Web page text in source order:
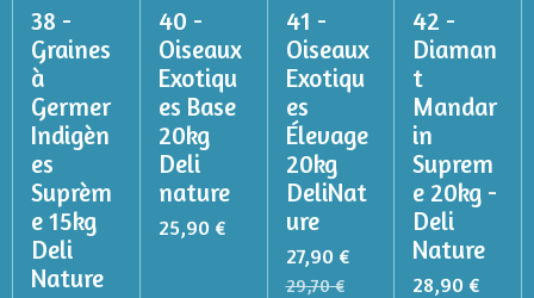
38 -
Graines
à
Germer
Indigèn
es
Suprèm
e 15kg
Deli
Nature
40 -
Oiseaux
Exotiqu
es Base
20kg
Deli
nature
25,90 €
41 -
Oiseaux
Exotiqu
es
Élevage
20kg
DeliNat
ure
27,90 €
29,70 €
42 -
Diaman
t
Mandar
in
Suprem
e 20kg -
Deli
Nature
28,90 €